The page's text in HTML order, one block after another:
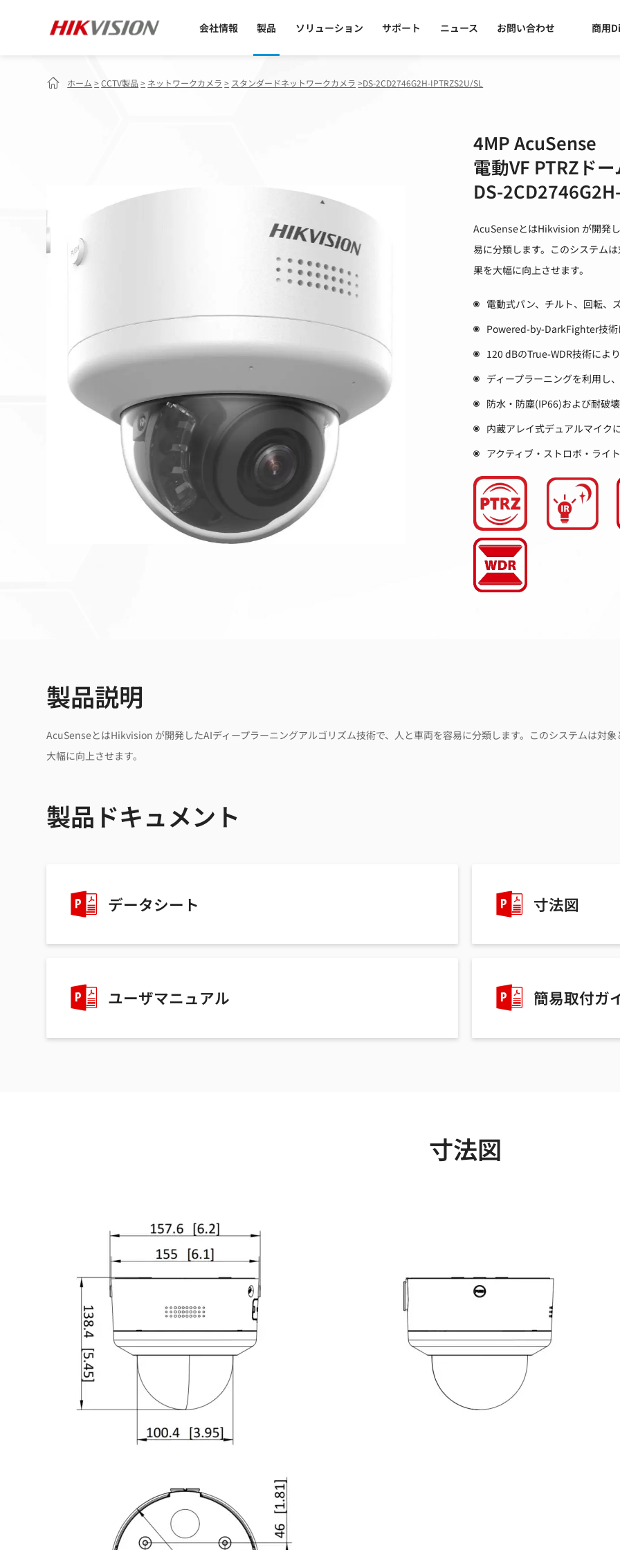
会社情報 製品 ソリューション サポート ニュース お問い合わせ 商用
ホーム >CCTV製品 > ネットワークカメラ > スタンダードネットワークカメラ >DS-2CD2746G2H-IPTRZS2U/SL
4MP AcuSense
電動VF PTRZド
DS-
AcuSenseとはHikvision が開発
易に分類します。このシステム
果を大幅に向上させます。
電動式パン、チルト、回転、
Powered-by-DarkFighter技
120 dBのTrue-WDR技術によ
ディープラーニングを利用し
防水・防塵(IP66)および耐破
内蔵アレイ式デュアルマイク
アクティブ・ストロボ・ライ
製品説明
AcuSenseとはHikvision が開発したAIディープラーニングアルゴリズム技術で、人と車両を容易に分類します。このシステムは対
大幅に向上させます。
製品ドキュメント
データシート 寸法図
ユーザマニュアル 簡易取付ガ
寸法図